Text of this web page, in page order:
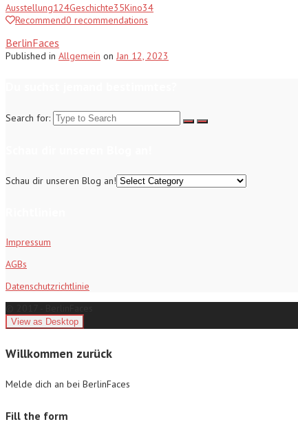
Ausstellung124Geschichte35Kino34
Recommend0 recommendations
BerlinFaces
Published in Allgemein on Jan 12, 2023
Search for:
Schau dir unseren Blog an!
Impressum
AGBs
Datenschutzrichtlinie
Willkommen zurück
Melde dich an bei BerlinFaces
Fill the form